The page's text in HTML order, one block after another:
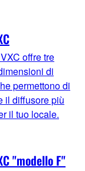
offre tre
di
permettono di
il diffusore più
il tuo locale.
"modello F"